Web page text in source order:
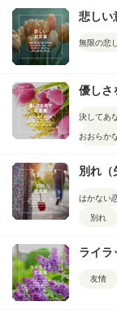
悲しい
無限の悲
優しさ
決してあ
おおらか
別れ（
はかない
別れ
ライラ
友情